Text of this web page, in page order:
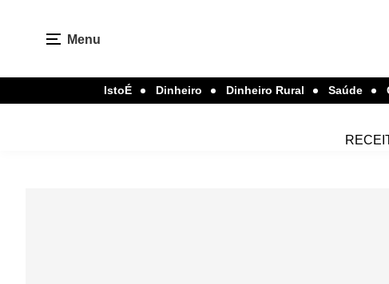
Menu
IstoÉ Dinheiro Dinheiro Rural Saúde